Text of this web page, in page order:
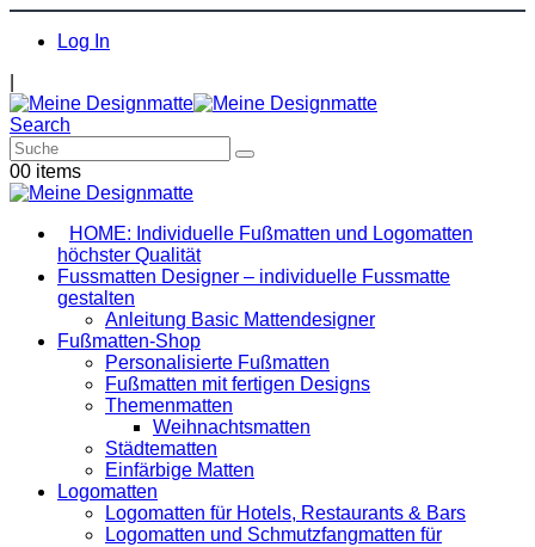
Log In
Search
00 items
HOME: Individuelle Fußmatten und Logomatten
höchster Qualität
Fussmatten Designer – individuelle Fussmatte
gestalten
Anleitung Basic Mattendesigner
Fußmatten-Shop
Personalisierte Fußmatten
Fußmatten mit fertigen Designs
Themenmatten
Weihnachtsmatten
Städtematten
Einfärbige Matten
Logomatten
Logomatten für Hotels, Restaurants & Bars
Logomatten und Schmutzfangmatten für